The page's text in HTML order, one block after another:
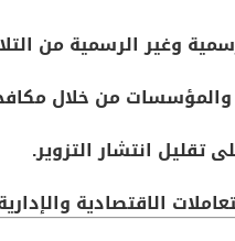
وغير الرسمية من
والمؤسسات من خلال
تقليل انتشار التزوير.
الاقتصادية